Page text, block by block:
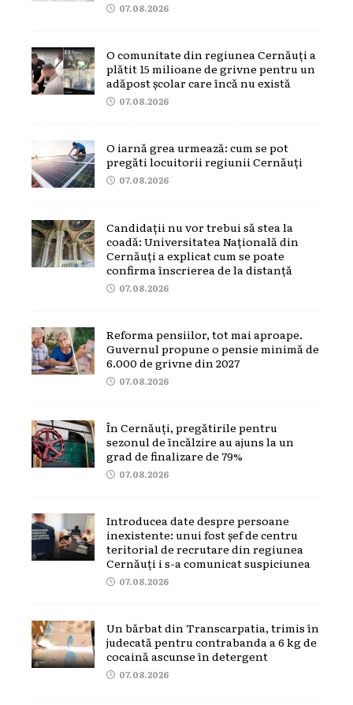
07.08.2026
O comunitate din regiunea Cernăuți a
plătit 15 milioane de grivne pentru un
adăpost școlar care încă nu există
07.08.2026
O iarnă grea urmează: cum se pot
pregăti locuitorii regiunii Cernăuți
07.08.2026
Candidații nu vor trebui să stea la
coadă: Universitatea Națională din
Cernăuți a explicat cum se poate
confirma înscrierea de la distanță
07.08.2026
Reforma pensiilor, tot mai aproape.
Guvernul propune o pensie minimă de
6.000 de grivne din 2027
07.08.2026
În Cernăuți, pregătirile pentru
sezonul de încălzire au ajuns la un
grad de finalizare de 79%
07.08.2026
Introducea date despre persoane
inexistente: unui fost șef de centru
teritorial de recrutare din regiunea
Cernăuți i s-a comunicat suspiciunea
07.08.2026
Un bărbat din Transcarpatia, trimis în
judecată pentru contrabanda a 6 kg de
cocaină ascunse în detergent
07.08.2026